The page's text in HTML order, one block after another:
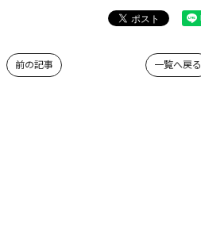
一覧へ戻る
前の記事